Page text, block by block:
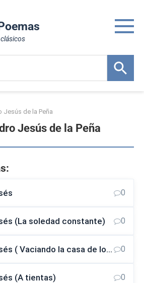
Jesús de la Peña
Jesús de la Peña
0
(La soledad constante) 0
La Zarza de Moisés ( Vaciando la casa de los muertos) 0
(A tientas) 0